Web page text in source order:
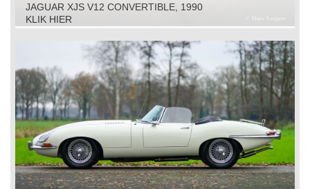
JAGUAR XJS V12 CONVERTIBLE, 1990
KLIK HIER